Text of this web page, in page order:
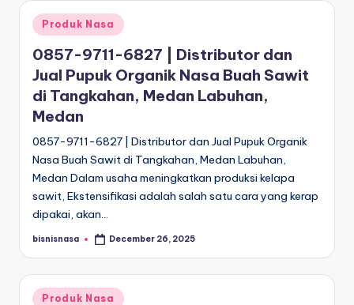
Posted
in
Produk Nasa
0857-9711-6827 | Distributor dan
Jual Pupuk Organik Nasa Buah Sawit
di Tangkahan, Medan Labuhan,
Medan
0857-9711-6827 | Distributor dan Jual Pupuk Organik
Nasa Buah Sawit di Tangkahan, Medan Labuhan,
Medan Dalam usaha meningkatkan produksi kelapa
sawit, Ekstensifikasi adalah salah satu cara yang kerap
dipakai, akan…
Posted
bisnisnasa December 26, 2025
Posted
Produk Nasa